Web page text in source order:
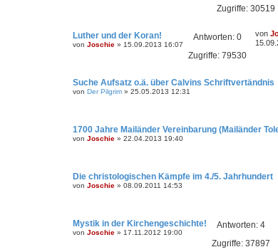
Zugriffe: 30519
Luther und der Koran!
von Joschie » 15.09.2013 16:07
Antworten: 0
Zugriffe: 79530
von
Suche Aufsatz o.ä. über Calvins Schriftvertändnis
von Der Pilgrim » 25.05.2013 12:31
1700 Jahre Mailänder Vereinbarung (Mailänder
von Joschie » 22.04.2013 19:40
Die christologischen Kämpfe im 4./5. Jahrhundert
von Joschie » 08.09.2011 14:53
Mystik in der Kirchengeschichte!
von Joschie » 17.11.2012 19:00
Antworten: 4
Zugriffe: 37897